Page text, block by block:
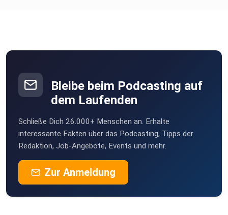
Bleibe beim Podcasting auf
dem Laufenden
Schließe Dich 26.000+ Menschen an. Erhalte
interessante Fakten über das Podcasting, Tipps der
Redaktion, Job-Angebote, Events und mehr.
Zur Anmeldung